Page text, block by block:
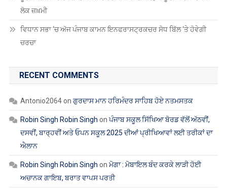
ਲੋਕ ਜ਼ਖ਼ਮੀ
ਵਿਧਾਨ ਸਭਾ ‘ਚ ਅੱਜ ਪੰਜਾਬ ਕਾਮਨ ਇਨਫਰਾਸਟ੍ਰਕਚਰ ਸੋਧ ਬਿੱਲ ‘ਤੇ ਹੋਵੇਗੀ
ਚਰਚਾ
RECENT COMMENTS
Antonio2064on ਗੁਰਦਾਸ ਮਾਨ ਹਰਿਮੰਦਰ ਸਾਹਿਬ ਹੋਏ ਨਤਮਸਤਕ
Robin Singh Robin Singh onਪੰਜਾਬ ਸਕੂਲ ਸਿੱਖਿਆ ਬੋਰਡ ਵੱਲੋਂ ਅੱਠਵੀਂ,
ਦਸਵੀਂ, ਬਾਰ੍ਹਵੀਂ ਅਤੇ ਓਪਨ ਸਕੂਲ 2025 ਦੀਆਂ ਪ੍ਰੀਖਿਆਵਾਂ ਲਈ ਤਰੀਕਾਂ ਦਾ
ਐਲਾਨ
Robin Singh Robin Singh on ਮੋਗਾ : ਮੋਬਾਇਲ ਬੰਦ ਕਰਕੇ ਲਾੜੀ ਹੋਈ
ਅਚਾਨਕ ਗਾਇਬ, ਬਰਾਤ ਵਾਪਸ ਪਰਤੀ